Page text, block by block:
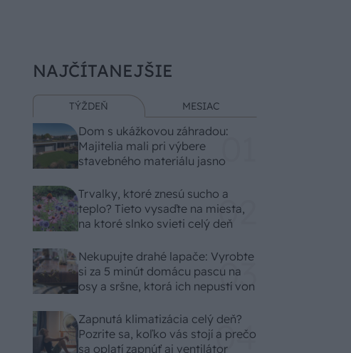
NAJČÍTANEJŠIE
TÝŽDEŇ MESIAC
Dom s ukážkovou záhradou:
Majitelia mali pri výbere
stavebného materiálu jasno
Trvalky, ktoré znesú sucho a
teplo? Tieto vysaďte na miesta,
na ktoré slnko svieti celý deň
Nekupujte drahé lapače: Vyrobte
si za 5 minút domácu pascu na
osy a sršne, ktorá ich nepustí von
Zapnutá klimatizácia celý deň?
Pozrite sa, koľko vás stojí a prečo
sa oplatí zapnúť aj ventilátor